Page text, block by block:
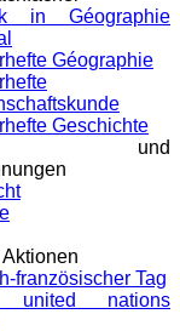
in Géographie
Géographie
Geschichte
und
französischer Tag
united nations